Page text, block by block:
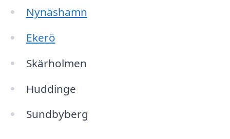
Nynäshamn
Ekerö
Skärholmen
Huddinge
Sundbyberg